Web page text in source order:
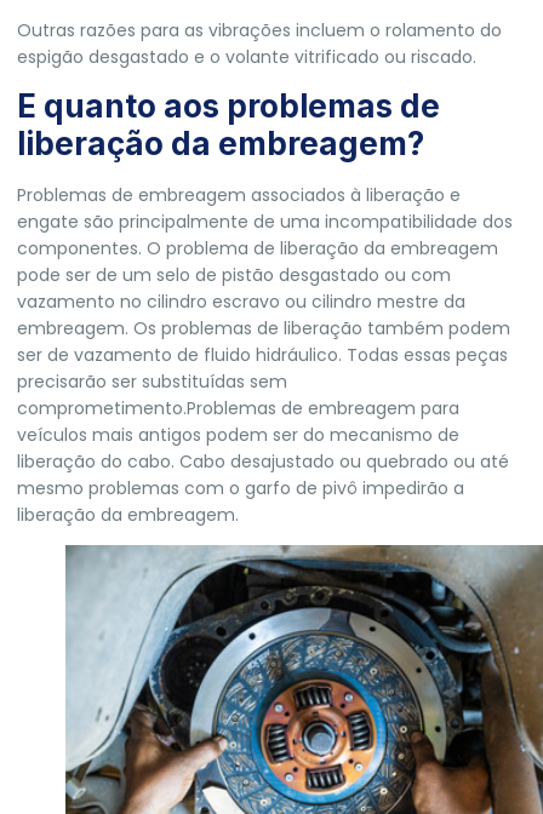
Outras razões para as vibrações incluem o rolamento do
espigão desgastado e o volante vitrificado ou riscado.
E quanto aos problemas de
liberação da embreagem?
Problemas de embreagem associados à liberação e
engate são principalmente de uma incompatibilidade dos
componentes. O problema de liberação da embreagem
pode ser de um selo de pistão desgastado ou com
vazamento no cilindro escravo ou cilindro mestre da
embreagem. Os problemas de liberação também podem
ser de vazamento de fluido hidráulico. Todas essas peças
precisarão ser substituídas sem
comprometimento.Problemas de embreagem para
veículos mais antigos podem ser do mecanismo de
liberação do cabo. Cabo desajustado ou quebrado ou até
mesmo problemas com o garfo de pivô impedirão a
liberação da embreagem.